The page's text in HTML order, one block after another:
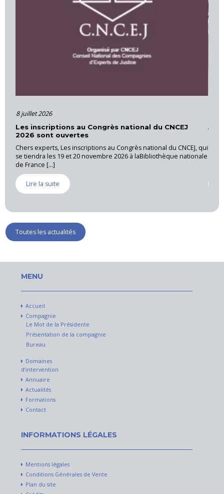
du CNCEJ
national du CNCEJ, qui
laBibliothèque nationale
Actions et formations – Cour d’Appel
Provence
La CNEJI a organisé le 28 mai 2026, une réunion
Cannet des Maures, sous la coordination de Luc
Toutes les actualités
MENU
Accueil
Compagnie
Le Mot de la Présidente
Présentation de la compagnie
Bureau
Domaines
d’intervention
Annuaire
Actualités
Formations
Contact
INFORMATIONS LÉGALES
Mentions légales
Conditions Générales de Vente
Plan du site